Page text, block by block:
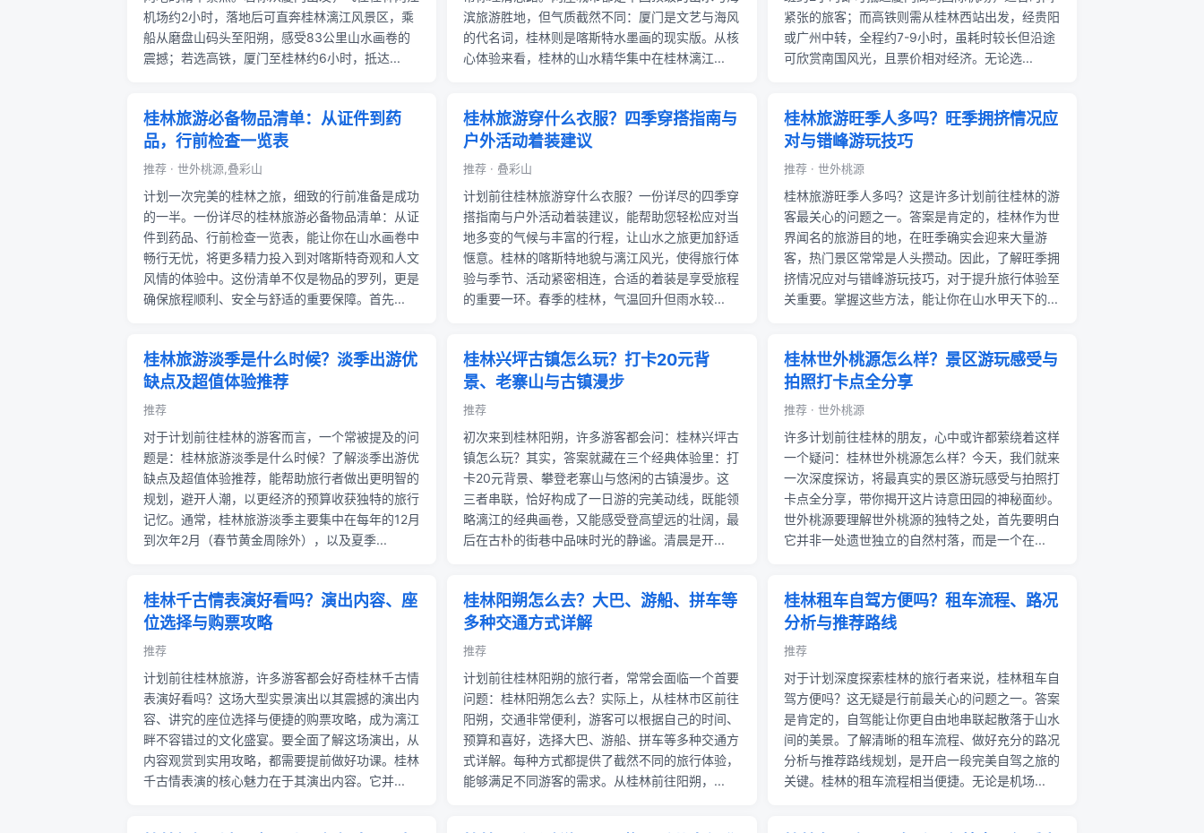
机场约2小时，落地后可直奔桂林漓江风景区，乘
船从磨盘山码头至阳朔，感受83公里山水画卷的
震撼；若选高铁，厦门至桂林约6小时，抵达...
滨旅游胜地，但气质截然不同：厦门是文艺与海风
的代名词，桂林则是喀斯特水墨画的现实版。从核
心体验来看，桂林的山水精华集中在桂林漓江...
紧张的旅客；而高铁则需从桂林西站出发，经贵阳
或广州中转，全程约7-9小时，虽耗时较长但沿途
可欣赏南国风光，且票价相对经济。无论选...
桂林旅游必备物品清单：从证件到药
品，行前检查一览表
推荐 · 世外桃源,叠彩山
计划一次完美的桂林之旅，细致的行前准备是成功
的一半。一份详尽的桂林旅游必备物品清单：从证
件到药品、行前检查一览表，能让你在山水画卷中
畅行无忧，将更多精力投入到对喀斯特奇观和人文
风情的体验中。这份清单不仅是物品的罗列，更是
确保旅程顺利、安全与舒适的重要保障。首先...
桂林旅游穿什么衣服？四季穿搭指南与
户外活动着装建议
推荐 · 叠彩山
计划前往桂林旅游穿什么衣服？一份详尽的四季穿
搭指南与户外活动着装建议，能帮助您轻松应对当
地多变的气候与丰富的行程，让山水之旅更加舒适
惬意。桂林的喀斯特地貌与漓江风光，使得旅行体
验与季节、活动紧密相连，合适的着装是享受旅程
的重要一环。春季的桂林，气温回升但雨水较...
桂林旅游旺季人多吗？旺季拥挤情况应
对与错峰游玩技巧
推荐 · 世外桃源
桂林旅游旺季人多吗？这是许多计划前往桂林的游
客最关心的问题之一。答案是肯定的，桂林作为世
界闻名的旅游目的地，在旺季确实会迎来大量游
客，热门景区常常是人头攒动。因此，了解旺季拥
挤情况应对与错峰游玩技巧，对于提升旅行体验至
关重要。掌握这些方法，能让你在山水甲天下的...
桂林旅游淡季是什么时候？淡季出游优
缺点及超值体验推荐
推荐
对于计划前往桂林的游客而言，一个常被提及的问
题是：桂林旅游淡季是什么时候？了解淡季出游优
缺点及超值体验推荐，能帮助旅行者做出更明智的
规划，避开人潮，以更经济的预算收获独特的旅行
记忆。通常，桂林旅游淡季主要集中在每年的12月
到次年2月（春节黄金周除外），以及夏季...
桂林兴坪古镇怎么玩？打卡20元背
景、老寨山与古镇漫步
推荐
初次来到桂林阳朔，许多游客都会问：桂林兴坪古
镇怎么玩？其实，答案就藏在三个经典体验里：打
卡20元背景、攀登老寨山与悠闲的古镇漫步。这
三者串联，恰好构成了一日游的完美动线，既能领
略漓江的经典画卷，又能感受登高望远的壮阔，最
后在古朴的街巷中品味时光的静谧。清晨是开...
桂林世外桃源怎么样？景区游玩感受与
拍照打卡点全分享
推荐 · 世外桃源
许多计划前往桂林的朋友，心中或许都萦绕着这样
一个疑问：桂林世外桃源怎么样？今天，我们就来
一次深度探访，将最真实的景区游玩感受与拍照打
卡点全分享，带你揭开这片诗意田园的神秘面纱。
世外桃源要理解世外桃源的独特之处，首先要明白
它并非一处遗世独立的自然村落，而是一个在...
桂林千古情表演好看吗？演出内容、座
位选择与购票攻略
推荐
计划前往桂林旅游，许多游客都会好奇桂林千古情
表演好看吗？这场大型实景演出以其震撼的演出内
容、讲究的座位选择与便捷的购票攻略，成为漓江
畔不容错过的文化盛宴。要全面了解这场演出，从
内容观赏到实用攻略，都需要提前做好功课。桂林
千古情表演的核心魅力在于其演出内容。它并...
桂林阳朔怎么去？大巴、游船、拼车等
多种交通方式详解
推荐
计划前往桂林阳朔的旅行者，常常会面临一个首要
问题：桂林阳朔怎么去？实际上，从桂林市区前往
阳朔，交通非常便利，游客可以根据自己的时间、
预算和喜好，选择大巴、游船、拼车等多种交通方
式详解。每种方式都提供了截然不同的旅行体验，
能够满足不同游客的需求。从桂林前往阳朔，...
桂林租车自驾方便吗？租车流程、路况
分析与推荐路线
推荐
对于计划深度探索桂林的旅行者来说，桂林租车自
驾方便吗？这无疑是行前最关心的问题之一。答案
是肯定的，自驾能让你更自由地串联起散落于山水
间的美景。了解清晰的租车流程、做好充分的路况
分析与推荐路线规划，是开启一段完美自驾之旅的
关键。桂林的租车流程相当便捷。无论是机场...